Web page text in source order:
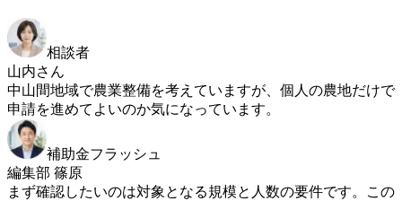
相談者
山内さん
中山間地域で農業整備を考えていますが、個人の農地だけで
申請を進めてよいのか気になっています。
補助金フラッシュ
編集部 篠原
まず確認したいのは対象となる規模と人数の要件です。この